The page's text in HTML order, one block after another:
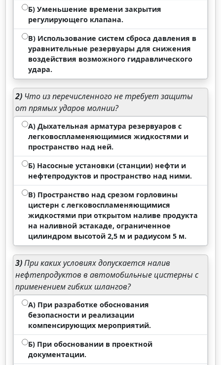
Б) Уменьшение времени закрытия
регулирующего клапана.
В) Использование систем сброса давления в
уравнительные резервуары для снижения
воздействия возможного гидравлического
удара.
2) Что из перечисленного не требует защиты
от прямых ударов молнии?
А) Дыхательная арматура резервуаров с
легковоспламеняющимися жидкостями и
пространство над ней.
Б) Насосные установки (станции) нефти и
нефтепродуктов и пространство над ними.
В) Пространство над срезом горловины
цистерн с легковоспламеняющимися
жидкостями при открытом наливе продукта
на наливной эстакаде, ограниченное
цилиндром высотой 2,5 м и радиусом 5 м.
3)При каких условиях допускается налив
нефтепродуктов в автомобильные цистерны с
применением гибких шлангов?
А) При разработке обоснования
безопасности и реализации
компенсирующих мероприятий.
Б) При обосновании в проектной
документации.